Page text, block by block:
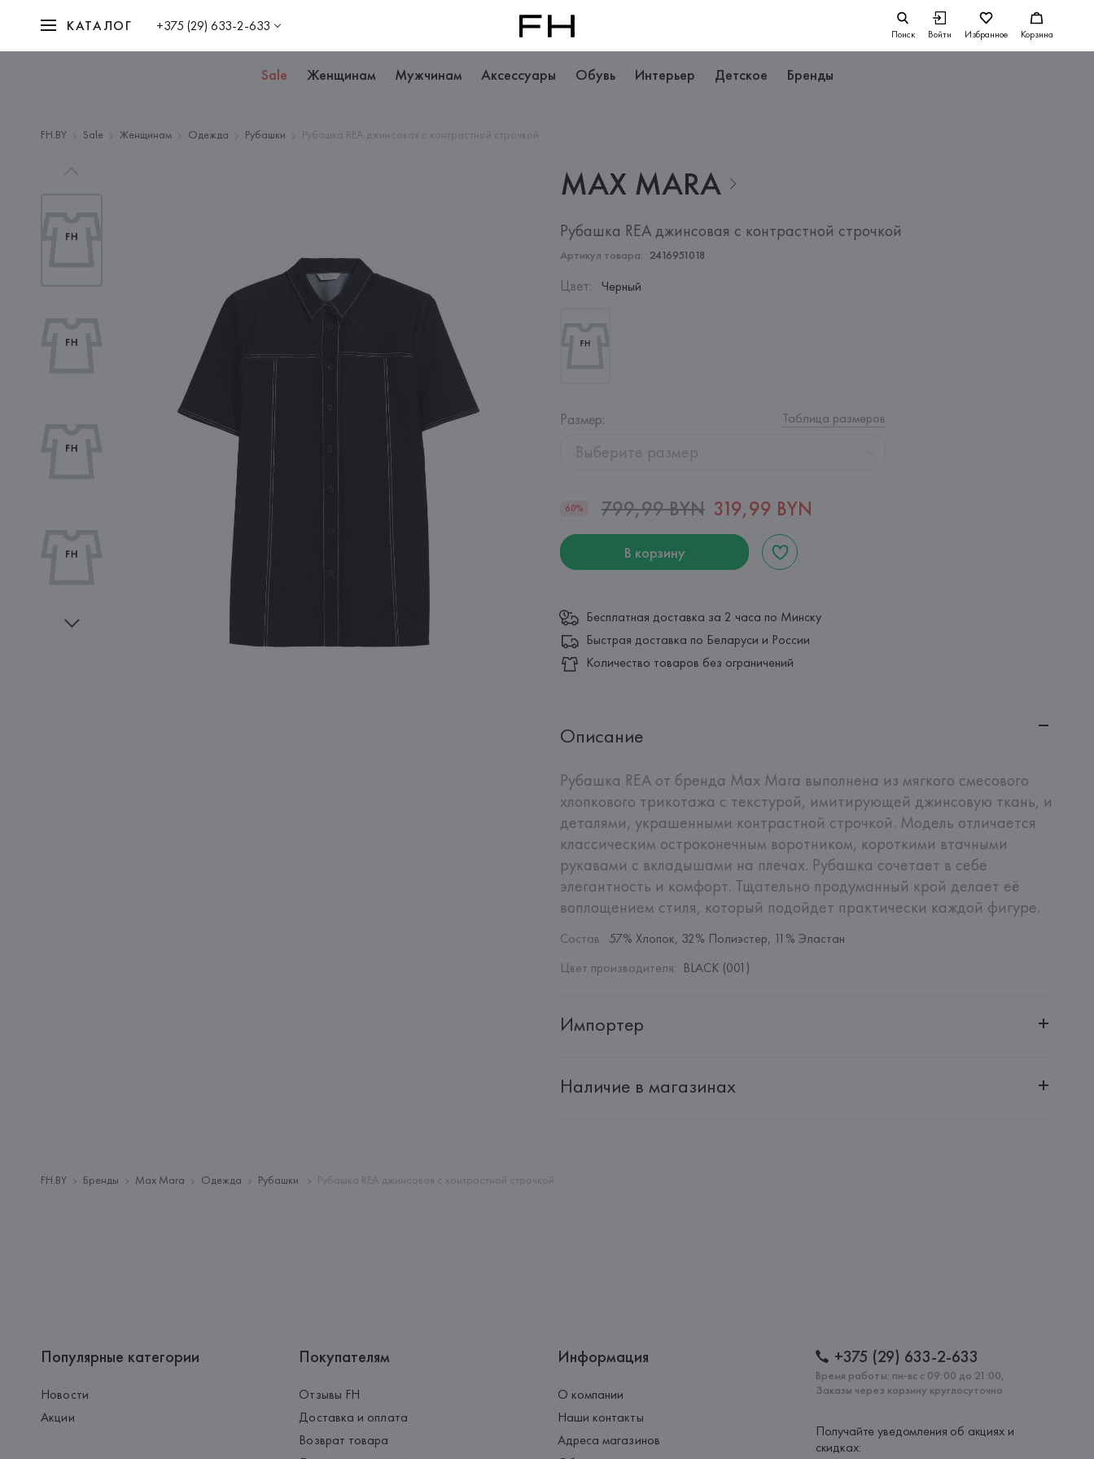
КАТАЛОГ +375 (29) 633-2-633 Поиск Войти Избранное Корзина
Sale Женщинам Мужчинам Аксессуары Обувь Интерьер Детское Бренды
FH.BY Sale Женщинам Одежда Рубашки Рубашка REA джинсовая с контрастной строчкой
MAX MARA
Рубашка REA джинсовая с контрастной строчкой
Артикул товара: 2416951018
Цвет: Черный
Размер: Таблица размеров
Выберите размер
60% 799,99 BYN 319,99 BYN
В корзину
Бесплатная доставка за 2 часа по Минску
Быстрая доставка по Беларуси и России
Количество товаров без ограничений
Описание
Рубашка REA от бренда Max Mara выполнена из мягкого смесового
хлопкового трикотажа с текстурой, имитирующей джинсовую ткань, и
деталями, украшенными контрастной строчкой. Модель отличается
классическим остроконечным воротником, короткими втачными
рукавами с вкладышами на плечах. Рубашка сочетает в себе
элегантность и комфорт. Тщательно продуманный крой делает её
воплощением стиля, который подойдет практически каждой фигуре.
Состав: 57% Хлопок, 32% Полиэстер, 11% Эластан
Цвет производителя: BLACK (001)
Импортер
Адрес: Республика Беларусь, 220030, г. Минск, ул. Немига, 5, пом. 39
Наличие в магазинах
FH.BY Бренды Max Mara Одежда Рубашки Рубашка REA джинсовая с контрастной строчкой
Популярные категории
Новости
Акции
Покупателям
Отзывы FH
Доставка и оплата
Возврат товара
Информация
О компании
Наши контакты
Адреса магазинов
+375 (29) 633-2-633
Время работы: пн-вс с 09:00 до 21:00,
Заказы через корзину круглосуточно
Получайте уведомления об акциях и
скидках: